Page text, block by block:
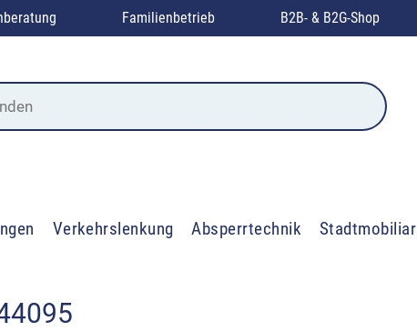
Familienbetrieb B2B- & B2G-Shop
Verkehrslenkung Absperrtechnik Stadtmobiliar